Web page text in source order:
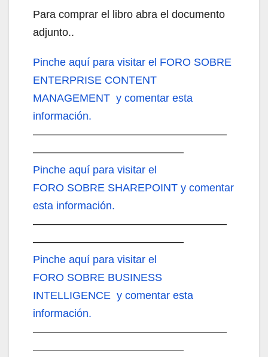
Para comprar el libro abra el documento
adjunto..
Pinche aquí para visitar el FORO SOBRE
ENTERPRISE CONTENT
MANAGEMENT y comentar esta
información.
——————————————————
——————————————
Pinche aquí para visitar el
FORO SOBRE SHAREPOINT y comentar
esta información.
——————————————————
——————————————
Pinche aquí para visitar el
FORO SOBRE BUSINESS
INTELLIGENCE y comentar esta
información.
——————————————————
——————————————